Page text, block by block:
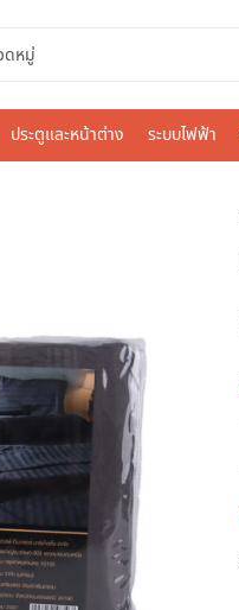
ประตูและหน้าต่าง ระบบไฟฟ้า